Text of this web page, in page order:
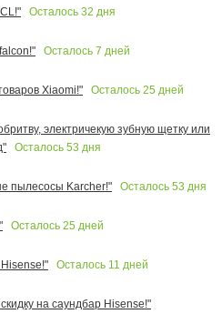
Осталось 32 дня
Осталось 7 дней
Xiaomi!"
Осталось 25 дней
электричекую зубную щетку или
Осталось 53 дня
пылесосы Karcher!"
Осталось 53 дня
Осталось 25 дней
Осталось 11 дней
на саундбар Hisense!"